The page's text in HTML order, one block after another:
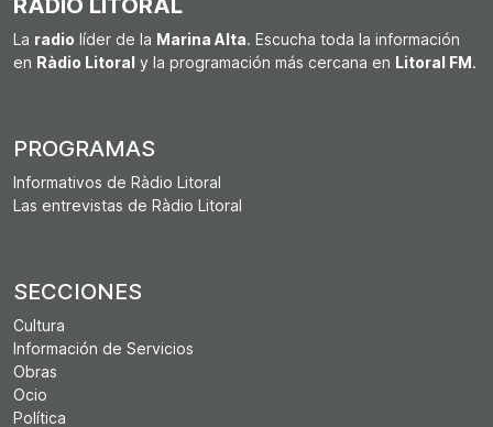
RÀDIO LITORAL
La radio líder de la Marina Alta. Escucha toda la información
en Ràdio Litoral y la programación más cercana en Litoral FM.
PROGRAMAS
Informativos de Ràdio Litoral
Las entrevistas de Ràdio Litoral
SECCIONES
Cultura
Información de Servicios
Obras
Ocio
Política